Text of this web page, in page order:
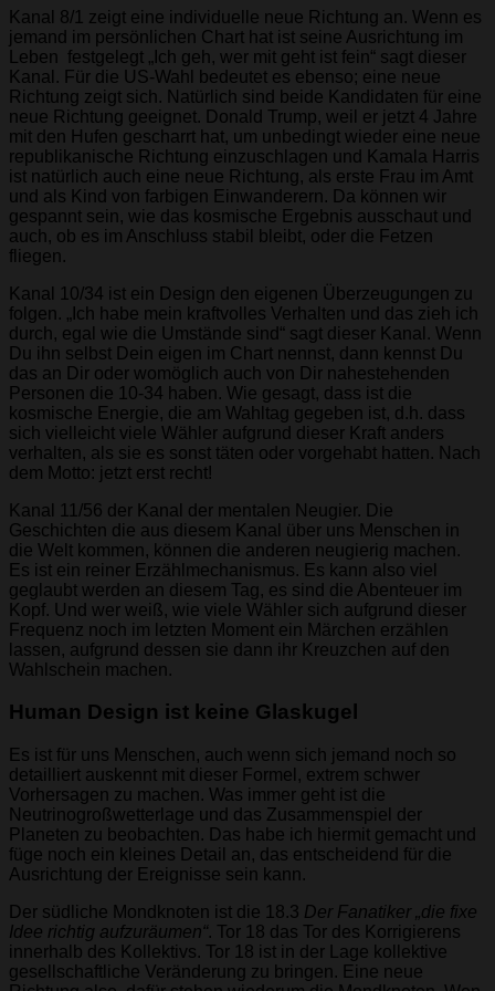
Kanal 8/1 zeigt eine individuelle neue Richtung an. Wenn es
jemand im persönlichen Chart hat ist seine Ausrichtung im
Leben festgelegt „Ich geh, wer mit geht ist fein“ sagt dieser
Kanal. Für die US-Wahl bedeutet es ebenso; eine neue
Richtung zeigt sich. Natürlich sind beide Kandidaten für eine
neue Richtung geeignet. Donald Trump, weil er jetzt 4 Jahre
mit den Hufen gescharrt hat, um unbedingt wieder eine neue
republikanische Richtung einzuschlagen und Kamala Harris
ist natürlich auch eine neue Richtung, als erste Frau im Amt
und als Kind von farbigen Einwanderern. Da können wir
gespannt sein, wie das kosmische Ergebnis ausschaut und
auch, ob es im Anschluss stabil bleibt, oder die Fetzen
fliegen.
Kanal 10/34 ist ein Design den eigenen Überzeugungen zu
folgen. „Ich habe mein kraftvolles Verhalten und das zieh ich
durch, egal wie die Umstände sind“ sagt dieser Kanal. Wenn
Du ihn selbst Dein eigen im Chart nennst, dann kennst Du
das an Dir oder womöglich auch von Dir nahestehenden
Personen die 10-34 haben. Wie gesagt, dass ist die
kosmische Energie, die am Wahltag gegeben ist, d.h. dass
sich vielleicht viele Wähler aufgrund dieser Kraft anders
verhalten, als sie es sonst täten oder vorgehabt hatten. Nach
dem Motto: jetzt erst recht!
Kanal 11/56 der Kanal der mentalen Neugier. Die
Geschichten die aus diesem Kanal über uns Menschen in
die Welt kommen, können die anderen neugierig machen.
Es ist ein reiner Erzählmechanismus. Es kann also viel
geglaubt werden an diesem Tag, es sind die Abenteuer im
Kopf. Und wer weiß, wie viele Wähler sich aufgrund dieser
Frequenz noch im letzten Moment ein Märchen erzählen
lassen, aufgrund dessen sie dann ihr Kreuzchen auf den
Wahlschein machen.
Human Design ist keine Glaskugel
Es ist für uns Menschen, auch wenn sich jemand noch so
detailliert auskennt mit dieser Formel, extrem schwer
Vorhersagen zu machen. Was immer geht ist die
Neutrinogroßwetterlage und das Zusammenspiel der
Planeten zu beobachten. Das habe ich hiermit gemacht und
füge noch ein kleines Detail an, das entscheidend für die
Ausrichtung der Ereignisse sein kann.
Der südliche Mondknoten ist die 18.3 Der Fanatiker „die fixe
Idee richtig aufzuräumen“. Tor 18 das Tor des Korrigierens
innerhalb des Kollektivs. Tor 18 ist in der Lage kollektive
gesellschaftliche Veränderung zu bringen. Eine neue